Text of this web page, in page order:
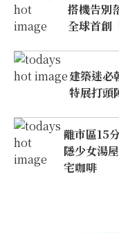
搭機告別
全球首創
建築迷必
特展打頭
離市區15
隱少女湯
宅咖啡